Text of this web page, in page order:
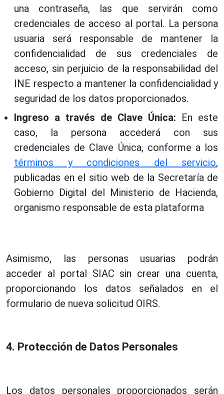
una contraseña, las que servirán como
credenciales de acceso al portal. La persona
usuaria será responsable de mantener la
confidencialidad de sus credenciales de
acceso, sin perjuicio de la responsabilidad del
INE respecto a mantener la confidencialidad y
seguridad de los datos proporcionados.
Ingreso a través de Clave Única: En este
caso, la persona accederá con sus
credenciales de Clave Única, conforme a los
términos y condiciones del servicio,
publicadas en el sitio web de la Secretaría de
Gobierno Digital del Ministerio de Hacienda,
organismo responsable de esta plataforma
Asimismo, las personas usuarias podrán
acceder al portal SIAC sin crear una cuenta,
proporcionando los datos señalados en el
formulario de nueva solicitud OIRS.
4. Protección de Datos Personales
Los datos personales proporcionados serán